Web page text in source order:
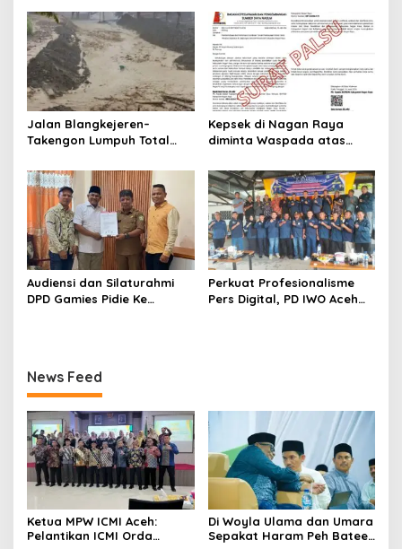
Bersejarah Menguatkan
Umat dan Memajukan
Sabang
Jalan Blangkejeren–
Takengon Lumpuh Total
Deras Guyur Gayo Lues
Kepsek di Nagan Raya
diminta Waspada atas
ASN
Audiensi dan Silaturahmi
DPD Gamies Pidie Ke
Perkuat Profesionalisme
Pers Digital, PD IWO Aceh
News Feed
Ketua MPW ICMI Aceh:
Pelantikan ICMI Orda
Di Woyla Ulama dan Umara
Sepakat Haram Peh Batee